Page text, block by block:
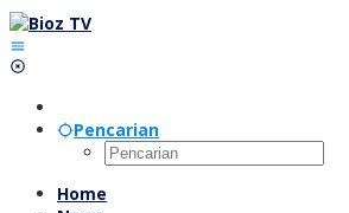
Lewati
ke
konten
Pencarian
Home